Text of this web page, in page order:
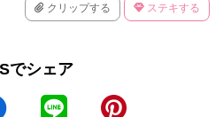
クリップする ステキする
でシェア